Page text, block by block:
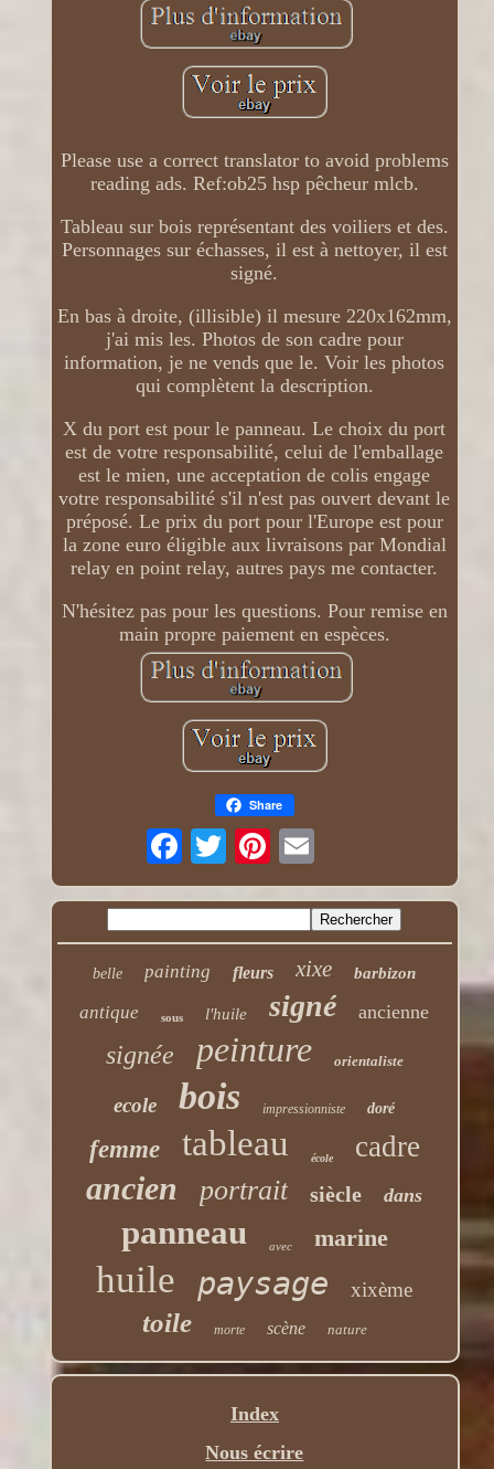
Please use a correct translator to avoid problems
reading ads. Ref:ob25 hsp pêcheur mlcb.
Tableau sur bois représentant des voiliers et des.
Personnages sur échasses, il est à nettoyer, il est
signé.
En bas à droite, (illisible) il mesure 220x162mm,
j'ai mis les. Photos de son cadre pour
information, je ne vends que le. Voir les photos
qui complètent la description.
X du port est pour le panneau. Le choix du port
est de votre responsabilité, celui de l'emballage
est le mien, une acceptation de colis engage
votre responsabilité s'il n'est pas ouvert devant le
préposé. Le prix du port pour l'Europe est pour
la zone euro éligible aux livraisons par Mondial
relay en point relay, autres pays me contacter.
N'hésitez pas pour les questions. Pour remise en
main propre paiement en espèces.
Share
belle painting fleurs xixe barbizon
antique sous l'huile signé ancienne
signée peinture orientaliste
ecole bois impressionniste doré
femme tableau école cadre
ancien portrait siècle dans
panneau avec marine
huile paysage xixème
toile morte scène nature
Index
Nous écrire